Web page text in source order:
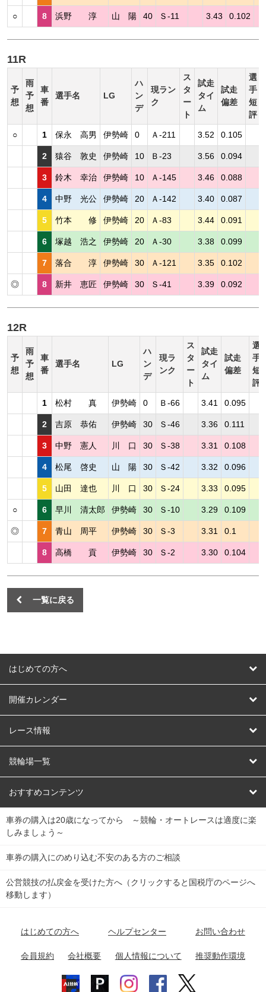
○ 8 浜野 淳 山 陽 40 Ｓ-11 3.43 0.102
11R
予
想
雨
予
想
車
番
選手名 LG
ハ
ン
デ
現ラン
ク
ス
タ
ー
ト
試走
タイ
ム
試走
偏差
選
手
短
評
○ 1 保永 高男 伊勢崎 0 Ａ-211 3.52 0.105
2 猿谷 敦史 伊勢崎 10 Ｂ-23 3.56 0.094
3 鈴木 幸治 伊勢崎 10 Ａ-145 3.46 0.088
4 中野 光公 伊勢崎 20 Ａ-142 3.40 0.087
5 竹本 修 伊勢崎 20 Ａ-83 3.44 0.091
6 塚越 浩之 伊勢崎 20 Ａ-30 3.38 0.099
7 落合 淳 伊勢崎 30 Ａ-121 3.35 0.102
◎ 8 新井 恵匠 伊勢崎 30 Ｓ-41 3.39 0.092
12R
予
想
雨
予
想
車
番
選手名 LG
ハ
ン
デ
現ラ
ンク
ス
タ
ー
ト
試走
タイ
ム
試走
偏差
選
手
短
評
1 松村 真 伊勢崎 0 Ｂ-66 3.41 0.095
2 吉原 恭佑 伊勢崎 30 Ｓ-46 3.36 0.111
3 中野 憲人 川 口 30 Ｓ-38 3.31 0.108
4 松尾 啓史 山 陽 30 Ｓ-42 3.32 0.096
5 山田 達也 川 口 30 Ｓ-24 3.33 0.095
○ 6 早川 清太郎 伊勢崎 30 Ｓ-10 3.29 0.109
◎ 7 青山 周平 伊勢崎 30 Ｓ-3 3.31 0.1
8 高橋 貢 伊勢崎 30 Ｓ-2 3.30 0.104
一覧に戻る
はじめての方へ
はじめての方へ
開催カレンダー
競輪
オートレース
競輪くじ
Dokanto!
チャリロトプラザ
レース情報
レース予想
レース結果
キャリーオーバー一覧
競輪場一覧
北日本 函館競輪場
関
東
弥彦競輪場 前橋競輪場 取手競輪場 宇都宮競輪場
関
東
小田原競輪場
名古屋競輪場 岐阜競輪場 大垣競輪場 豊橋競輪場
富山競輪場 松阪競輪場 四日市競輪場
福井競輪場 奈良競輪場 向日町競輪場
おすすめコンテンツ
競輪選手情報
Perfecta Navi
netkeirin
車券の購入は20歳になってから ～競輪・オートレースは適度に楽
しみましょう～
車券の購入にのめり込む不安のある方のご相談
公営競技の払戻金を受けた方へ（クリックすると国税庁のページへ
移動します）
はじめての方へ ヘルプセンター お問い合わせ
会員規約 会社概要 個人情報について 推奨動作環境